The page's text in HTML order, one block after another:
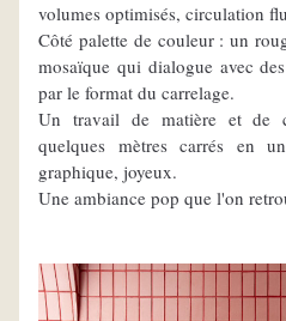
volumes optimisés, circulation
Côté palette de couleur : un
mosaïque qui dialogue avec
par le format du carrelage.
Un travail de matière et de
quelques mètres carrés en
graphique, joyeux.
Une ambiance pop que l'on